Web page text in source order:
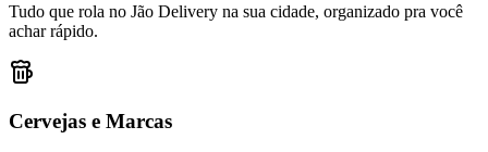
Tudo que rola no Jão Delivery na sua cidade, organizado pra você
achar rápido.
Cervejas e Marcas